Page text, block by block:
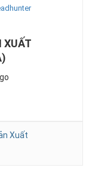
XUẤT
Xuất